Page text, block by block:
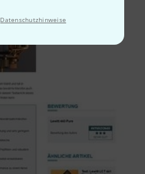
Datenschutzhinweise